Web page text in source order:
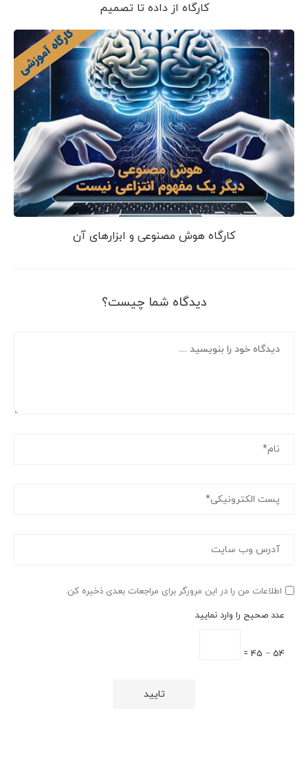
کارگاه از داده تا تصمیم
کارگاه هوش مصنوعی و ابزارهای آن
دیدگاه شما چیست؟
اطلاعات من را در این مرورگر برای مراجعات بعدی ذخیره کن.
عدد صحیح را وارد نمایید
54 − 45 =